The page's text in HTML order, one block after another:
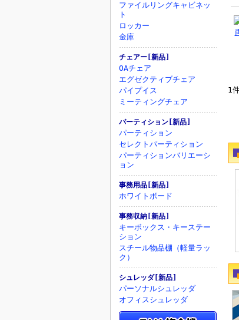
ファイルリングキャビネッ
ト
ロッカー
金庫
チェアー[新品]
OAチェア
エグゼクティブチェア
パイプイス
ミーティングチェア
パーティション[新品]
パーティション
セレクトパーティション
パーティションバリエーシ
ョン
事務用品[新品]
ホワイトボード
事務収納[新品]
キーボックス・キーステー
ション
スチール物品棚（軽量ラッ
ク）
シュレッダ[新品]
パーソナルシュレッダ
オフィスシュレッダ
1